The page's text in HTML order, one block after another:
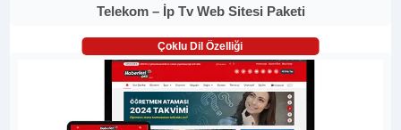
Telekom – İp Tv Web Sitesi Paketi
Çoklu Dil Özelliği